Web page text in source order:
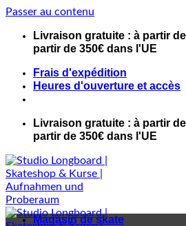
Passer au contenu
Livraison gratuite : à partir
partir de 350€ dans l'UE
Frais d'expédition
Heures d'ouverture et accès
Livraison gratuite : à partir
partir de 350€ dans l'UE
Magasin de skate